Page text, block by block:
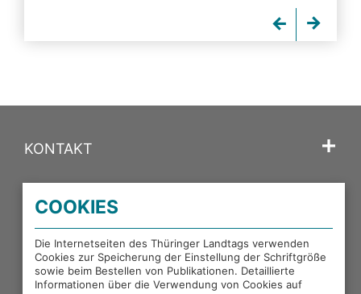
KONTAKT
PORTALE DES THÜRINGER LANDTAGS
EXTERNE LINKS
COOKIES
Die Internetseiten des Thüringer Landtags verwenden
Cookies zur Speicherung der Einstellung der Schriftgröße
sowie beim Bestellen von Publikationen. Detaillierte
Informationen über die Verwendung von Cookies auf